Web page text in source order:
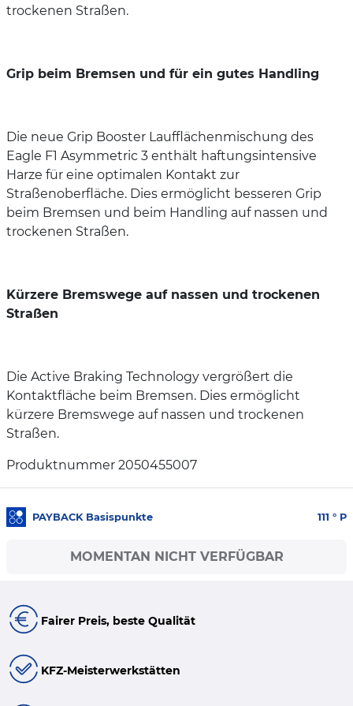
trockenen Straßen.
Grip beim Bremsen und für ein gutes Handling
Die neue Grip Booster Laufflächenmischung des
Eagle F1 Asymmetric 3 enthält haftungsintensive
Harze für eine optimalen Kontakt zur
Straßenoberfläche. Dies ermöglicht besseren Grip
beim Bremsen und beim Handling auf nassen und
trockenen Straßen.
Kürzere Bremswege auf nassen und trockenen
Straßen
Die Active Braking Technology vergrößert die
Kontaktfläche beim Bremsen. Dies ermöglicht
kürzere Bremswege auf nassen und trockenen
Straßen.
Produktnummer 2050455007
PAYBACK Basispunkte 111 ° P
MOMENTAN NICHT VERFÜGBAR
Fairer Preis, beste Qualität
KFZ-Meisterwerkstätten